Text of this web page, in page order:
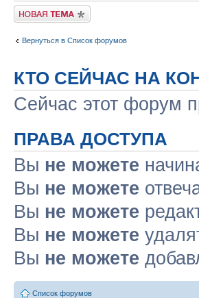
Новая тема
Вернуться в Список форумов
КТО СЕЙЧАС НА
Сейчас этот форум
ПРАВА ДОСТУПА
Вы не можете
Вы не можете
Вы не можете
Вы не можете
Вы не можете
Список форумов